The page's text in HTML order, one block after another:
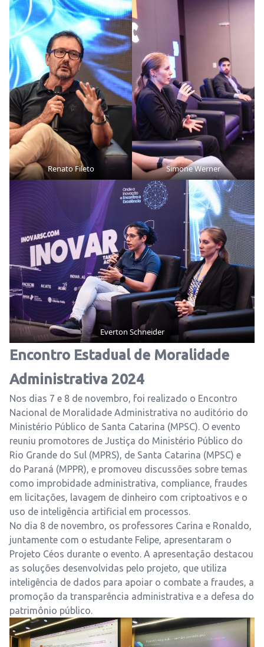
Renato Fileto Simone Werner
Everton Schneider
Encontro Estadual de Moralidade
Administrativa 2024
Nos dias 7 e 8 de novembro, foi realizado o Encontro
Nacional de Moralidade Administrativa no auditório do
Ministério Público de Santa Catarina (MPSC). O evento
reuniu promotores de Justiça do Ministério Público do
Rio Grande do Sul (MPRS), de Santa Catarina (MPSC) e
do Paraná (MPPR), e promoveu discussões sobre temas
como improbidade administrativa, compliance, fraudes
em licitações, lavagem de dinheiro com criptoativos e o
uso de inteligência artificial em processos.
No dia 8 de novembro, os professores Carina e Ronaldo,
juntamente com o estudante Felipe, apresentaram o
Projeto Céos durante o evento. A apresentação destacou
as soluções desenvolvidas pelo projeto, que utiliza
inteligência de dados para apoiar o combate a fraudes, a
promoção da transparência administrativa e a defesa do
patrimônio público.